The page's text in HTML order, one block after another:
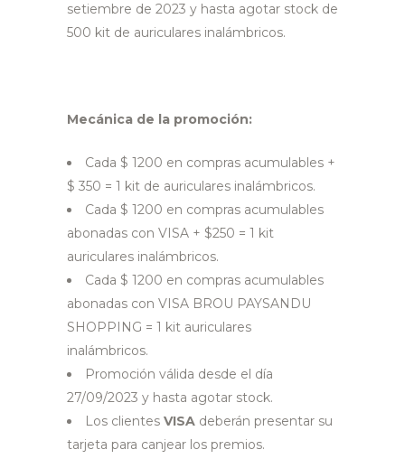
setiembre de 2023 y hasta agotar stock de
500 kit de auriculares inalámbricos.
Mecánica de la promoción:
Cada $ 1200 en compras acumulables +
$ 350 = 1 kit de auriculares inalámbricos.
Cada $ 1200 en compras acumulables
abonadas con VISA + $250 = 1 kit
auriculares inalámbricos.
Cada $ 1200 en compras acumulables
abonadas con VISA BROU PAYSANDU
SHOPPING = 1 kit auriculares
inalámbricos.
Promoción válida desde el día
27/09/2023 y hasta agotar stock.
Los clientes VISA deberán presentar su
tarjeta para canjear los premios.